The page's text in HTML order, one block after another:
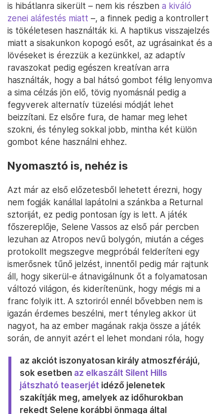
is hibátlanra sikerült – nem kis részben a kiváló
zenei aláfestés miatt –, a finnek pedig a kontrollert
is tökéletesen használták ki. A haptikus visszajelzés
miatt a sisakunkon kopogó esőt, az ugrásainkat és a
lövéseket is érezzük a kezünkkel, az adaptív
ravaszokat pedig egészen kreatívan arra
használták, hogy a bal hátsó gombot félig lenyomva
a sima célzás jön elő, tövig nyomásnál pedig a
fegyverek alternatív tüzelési módját lehet
beizzítani. Ez elsőre fura, de hamar meg lehet
szokni, és tényleg sokkal jobb, mintha két külön
gombot kéne használni ehhez.
Nyomasztó is, nehéz is
Azt már az első előzetesből lehetett érezni, hogy
nem fogják kanállal lapátolni a szánkba a Returnal
sztoriját, ez pedig pontosan így is lett. A játék
főszereplője, Selene Vassos az első pár percben
lezuhan az Atropos nevű bolygón, miután a céges
protokollt megszegve megpróbál felderíteni egy
ismerősnek tűnő jelzést, innentől pedig már rajtunk
áll, hogy sikerül-e átnavigálnunk őt a folyamatosan
változó világon, és kiderítenünk, hogy mégis mi a
franc folyik itt. A sztoriról ennél bővebben nem is
igazán érdemes beszélni, mert tényleg akkor üt
nagyot, ha az ember magának rakja össze a játék
során, de annyit azért el lehet mondani róla, hogy
az akciót iszonyatosan király atmoszférájú,
sok esetben az elkaszált Silent Hills
játszható teaserjét idéző jelenetek
szakítják meg, amelyek az időhurokban
rekedt Selene korábbi önmaga által